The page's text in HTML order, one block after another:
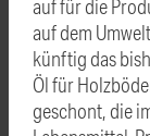
auf für die
auf dem
künftig das
Öl für
geschont, die